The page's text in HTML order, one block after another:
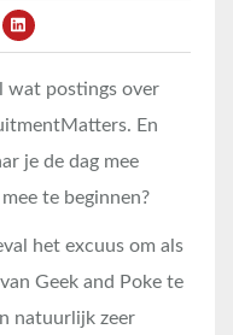
wat postings over
En
je de dag mee
te beginnen?
het excuus om als
Geek and Poke te
natuurlijk zeer